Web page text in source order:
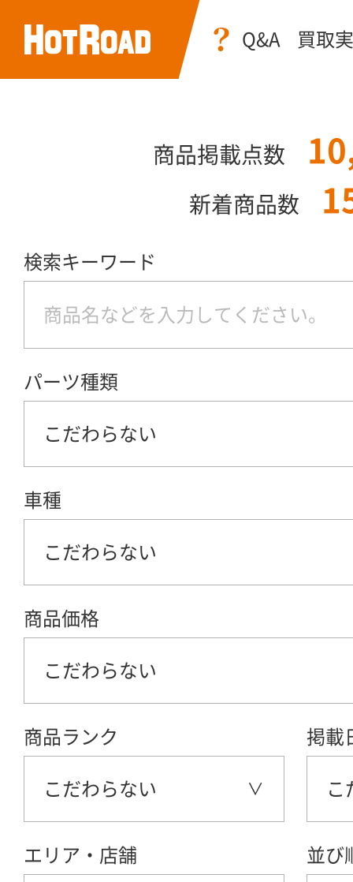
Q&A 買取
商品掲載点数
新着商品数
検索キーワード
パーツ種類
こだわらない
車種
こだわらない
商品価格
こだわらない
商品ランク
こだわらない
掲載
こ
エリア・店舗 並び